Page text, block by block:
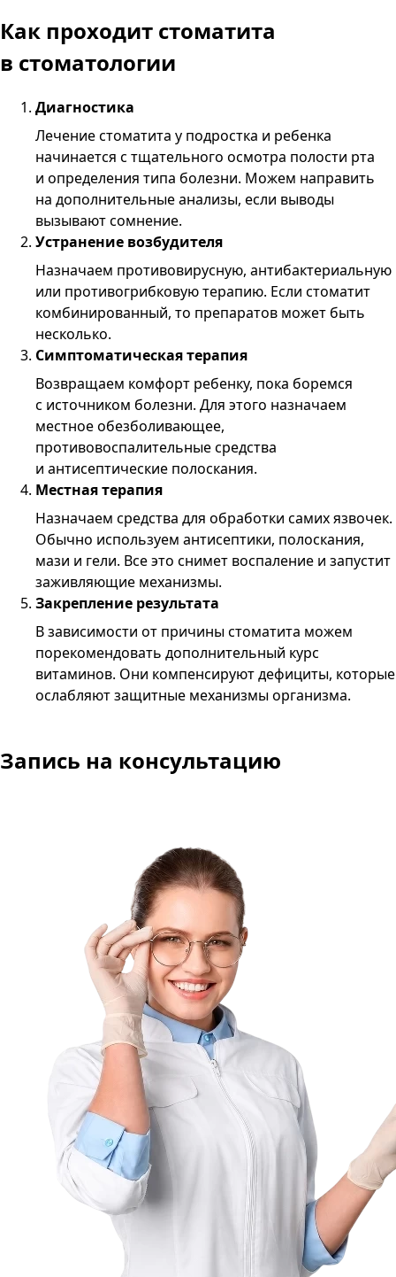
Как проходит стоматита
в стоматологии
Диагностика
Лечение стоматита у подростка и ребенка
начинается с тщательного осмотра полости рта
и определения типа болезни. Можем направить
на дополнительные анализы, если выводы
вызывают сомнение.
Устранение возбудителя
Назначаем противовирусную, антибактериальную
или противогрибковую терапию. Если стоматит
комбинированный, то препаратов может быть
несколько.
Симптоматическая терапия
Возвращаем комфорт ребенку, пока боремся
с источником болезни. Для этого назначаем
местное обезболивающее,
противовоспалительные средства
и антисептические полоскания.
Местная терапия
Назначаем средства для обработки самих язвочек.
Обычно используем антисептики, полоскания,
мази и гели. Все это снимет воспаление и запустит
заживляющие механизмы.
Закрепление результата
В зависимости от причины стоматита можем
порекомендовать дополнительный курс
витаминов. Они компенсируют дефициты, которые
ослабляют защитные механизмы организма.
Запись на консультацию